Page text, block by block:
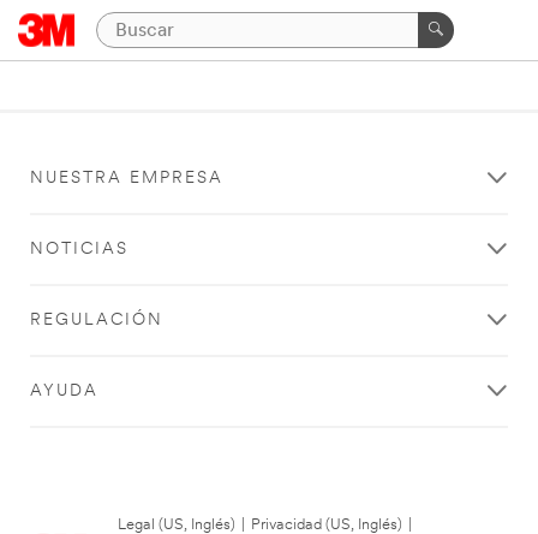
NUESTRA EMPRESA
NOTICIAS
REGULACIÓN
AYUDA
Legal (US, Inglés) Privacidad (US, Inglés)